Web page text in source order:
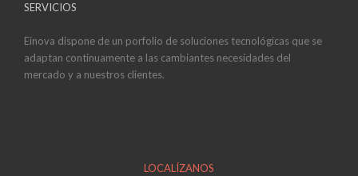
SERVICIOS
Einova dispone de un porfolio de soluciones tecnológicas que se
adaptan continuamente a las cambiantes necesidades del
mercado y a nuestros clientes.
LOCALÍZANOS